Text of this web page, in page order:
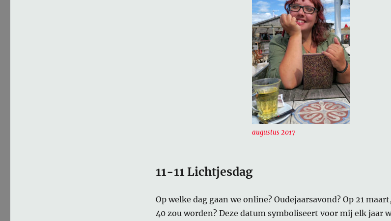
augustus 2017
11-11 Lichtjesdag
Op welke dag gaan we online? Oudejaarsavond? Op 21
40 zou worden? Deze datum symboliseert voor mij elk jaar